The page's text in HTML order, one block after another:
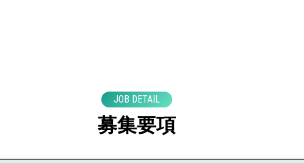
JOB DETAIL
募集要項